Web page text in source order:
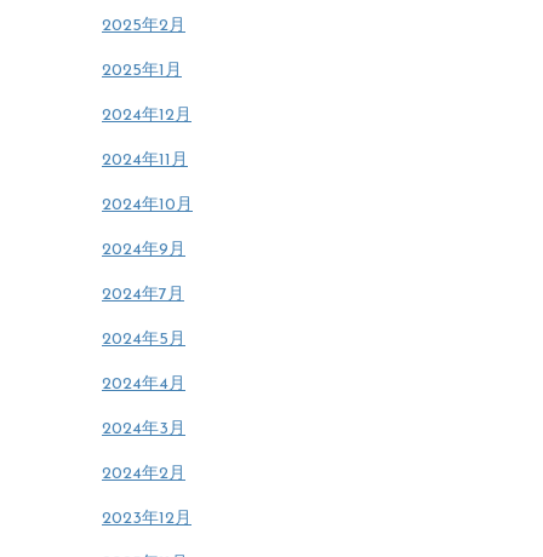
2025年2月
2025年1月
2024年12月
2024年11月
2024年10月
2024年9月
2024年7月
2024年5月
2024年4月
2024年3月
2024年2月
2023年12月